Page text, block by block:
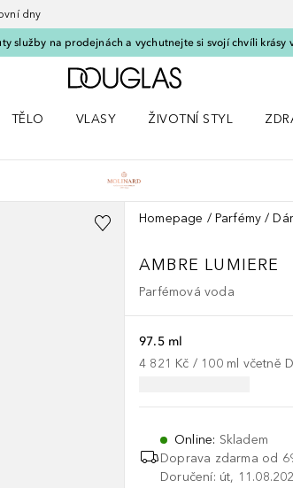
dny
služby na prodejnách a vychutnejte si svojí chvíli krásy
Domů
TĚLO
VLASY
ŽIVOTNÍ STYL
Homepage Parfémy
AMBRE LUMIERE
Parfémová voda
97.5 ml
4 821 Kč / 100 ml včetně
Online: Skladem
Doprava zdarma od
Doručení: út,